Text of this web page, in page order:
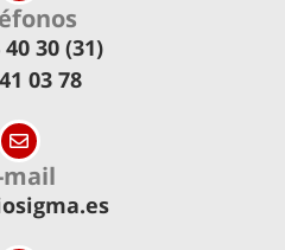
30 (31)
03 78
mail